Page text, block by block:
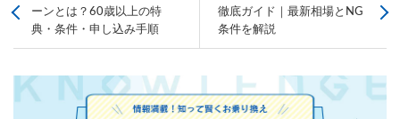
ーンとは？60歳以上の特
典・条件・申し込み手順
徹底ガイド｜最新相場とNG
条件を解説